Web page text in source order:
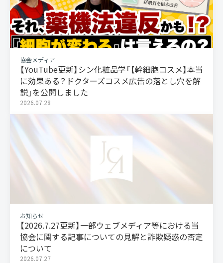
協会メディア
【YouTube更新】シン化粧品学「【幹細胞コスメ】本当
に効果ある？ドクターズコスメ広告の落とし穴を解
説」を公開しました
2026.07.28
お知らせ
【2026.7.27更新】一部ウェブメディア等における当
協会に関する記事についての見解と詐欺疑惑の否定
について
2026.07.27